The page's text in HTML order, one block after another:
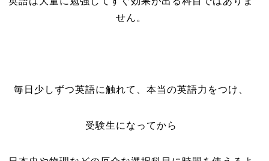
せん。
毎日少しずつ英語に触れて、本当の英語力をつけ、
受験生になってから